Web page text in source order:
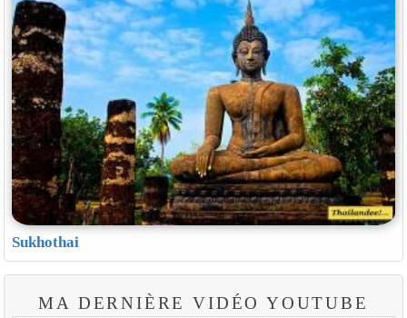
Sukhothai
MA DERNIÈRE VIDÉO YOUTUBE